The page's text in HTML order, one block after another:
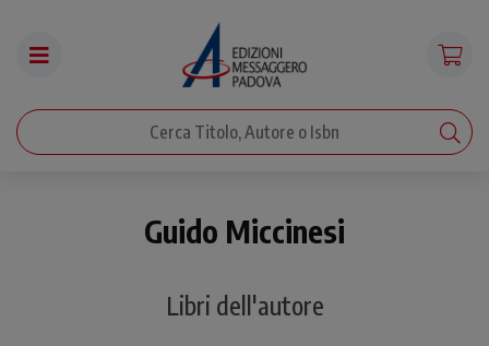
Guido Miccinesi
Libri dell'autore